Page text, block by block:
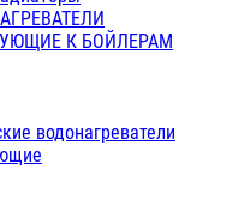
К БОЙЛЕРАМ
водонагреватели